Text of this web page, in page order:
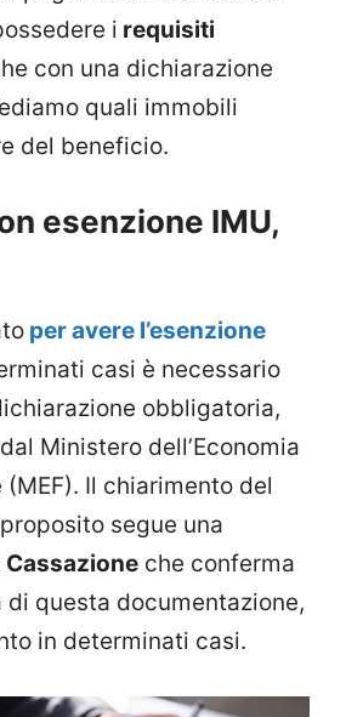
i requisiti
con una dichiarazione
quali immobili
del beneficio.
esenzione IMU,
per avere l’esenzione
casi è necessario
obbligatoria,
Ministero dell’Economia
(MEF). Il chiarimento del
segue una
che conferma
di questa documentazione,
in determinati casi.